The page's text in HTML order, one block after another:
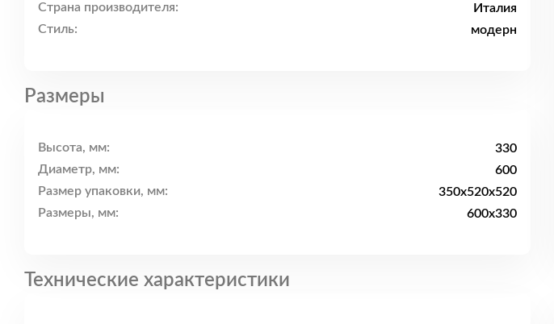
Страна производителя:
Италия
Стиль:
модерн
Размеры
Высота, мм:
330
Диаметр, мм:
600
Размер упаковки, мм:
350x520x520
Размеры, мм:
600x330
Технические характеристики